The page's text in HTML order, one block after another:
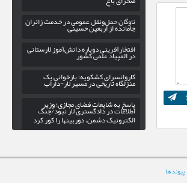
ناوگان حمل‌ونقل عمومی در خدمت زائران
جامانده از اربعین حسینی
افتخارآفرینی دوباره دانش‌آموز لارستانی
در المپیاد علمی کشور
کاروانسرای کشکویه؛ بازخوانی یک
منزلگاه تاریخی در مسیر لار-داراب
پاسخ به شایعات فضای مجازی؛ وزیر
اطلاعات در دادگستری لار نبود/جنگ
الکترونیک دشمن، دوربینها را کور کرد
پیوندها